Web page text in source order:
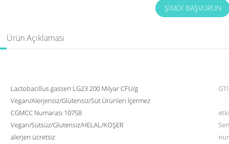
ŞIMDI BAŞVURUN
Ürün Açıklaması
Lactobacillus gasseri LG23 200 Milyar CFU/g
Vegan/Alerjensiz/Glütensiz/Süt Ürünleri İçermez
CGMCC Numarası 10758
Vegan/Sütsüz/Glutensiz/HELAL/KOŞER
alerjen ücretsiz